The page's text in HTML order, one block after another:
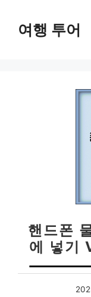
여행 투어
핸드폰
에 넣기